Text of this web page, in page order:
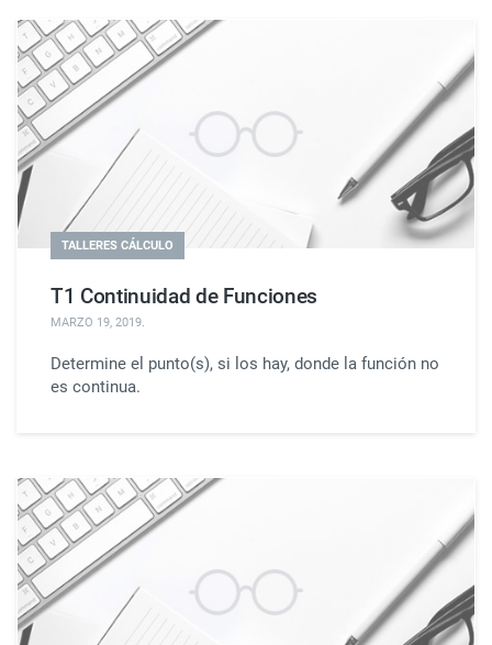
TALLERES CÁLCULO
T1 Continuidad de Funciones
MARZO 19, 2019.
Determine el punto(s), si los hay, donde la función no
es continua.